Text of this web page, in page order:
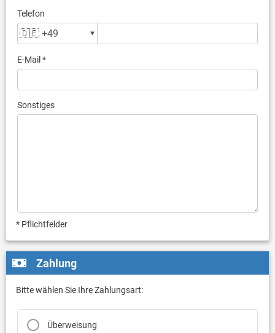
Telefon
E-Mail *
Sonstiges
* Pflichtfelder
Zahlung
Bitte wählen Sie Ihre Zahlungsart:
Überweisung